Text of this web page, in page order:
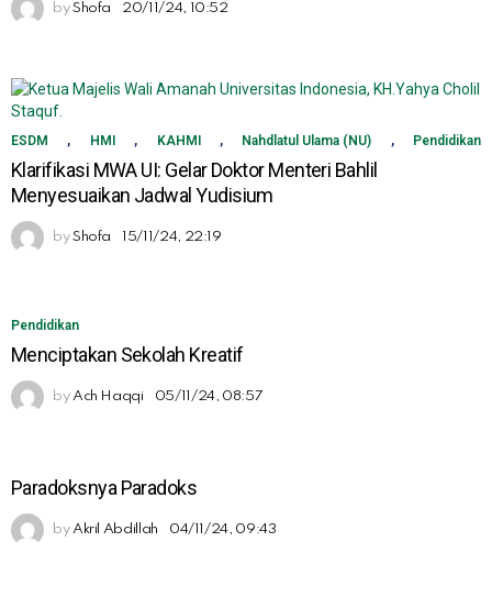
by Shofa 20/11/24, 10:52
ESDM , HMI , KAHMI , Nahdlatul Ulama (NU) , Pendidikan
Klarifikasi MWA UI: Gelar Doktor Menteri Bahlil
Menyesuaikan Jadwal Yudisium
by Shofa 15/11/24, 22:19
Pendidikan
Menciptakan Sekolah Kreatif
by Ach Haqqi 05/11/24, 08:57
Paradoksnya Paradoks
by Akril Abdillah 04/11/24, 09:43